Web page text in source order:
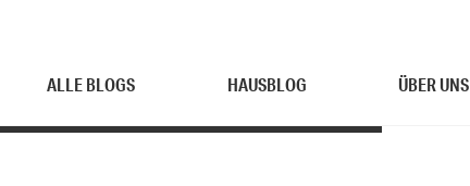
ALLE BLOGS HAUSBLOG ÜBER UNS